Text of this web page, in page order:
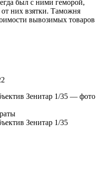
был с ними геморой,
них взятки. Таможня
вывозимых товаров
Зенитар 1/35 — фото
Зенитар 1/35